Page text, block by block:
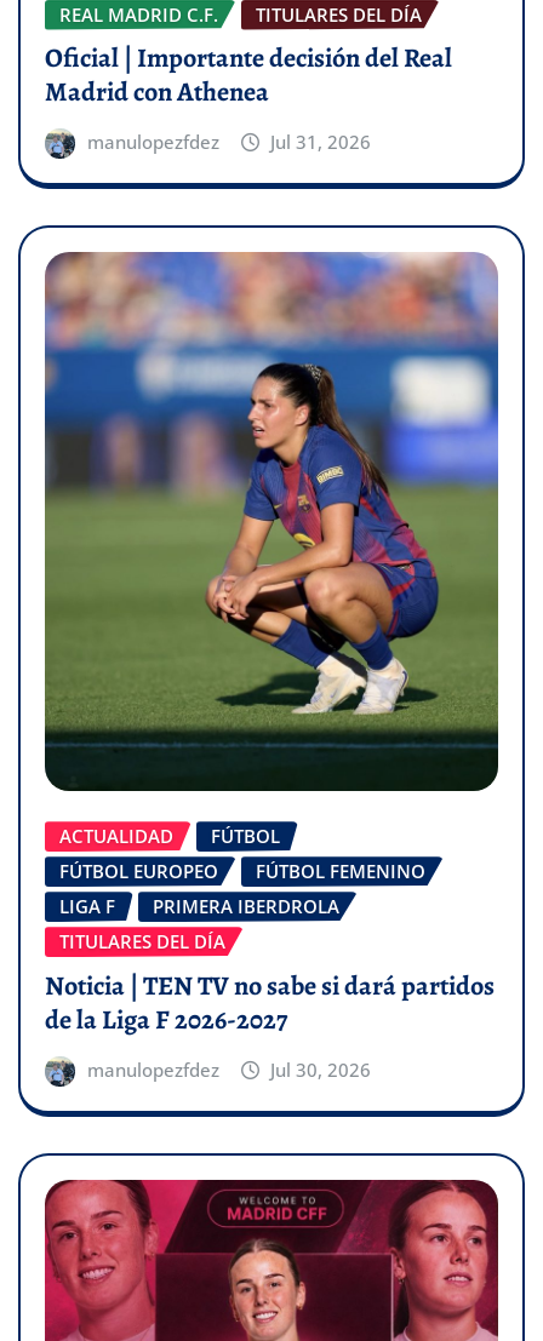
REAL MADRID C.F.
TITULARES DEL DÍA
Oficial | Importante decisión del Real
Madrid con Athenea
manulopezfdez Jul 31, 2026
ACTUALIDAD
FÚTBOL
FÚTBOL EUROPEO
FÚTBOL FEMENINO
LIGA F
PRIMERA IBERDROLA
TITULARES DEL DÍA
Noticia | TEN TV no sabe si dará partidos
de la Liga F 2026-2027
manulopezfdez Jul 30, 2026